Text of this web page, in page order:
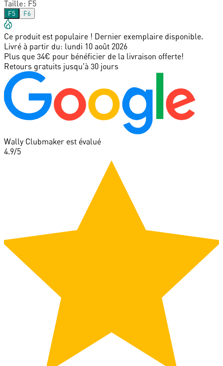
Taille: F5
F5 F6
Ce produit est populaire ! Dernier exemplaire disponible.
Livré à partir du: lundi 10 août 2026
Plus que 34€ pour bénéficier de la livraison offerte!
Retours gratuits jusqu'à 30 jours
Wally Clubmaker est évalué
4.9/5